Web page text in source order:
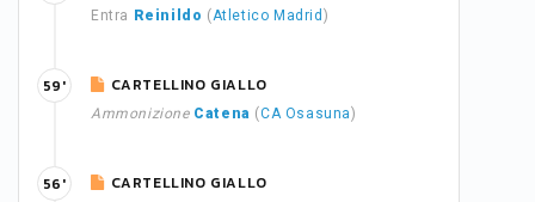
Entra Reinildo (Atletico Madrid )
CARTELLINO GIALLO
Ammonizione Catena (CA Osasuna)
59'
CARTELLINO GIALLO
56'